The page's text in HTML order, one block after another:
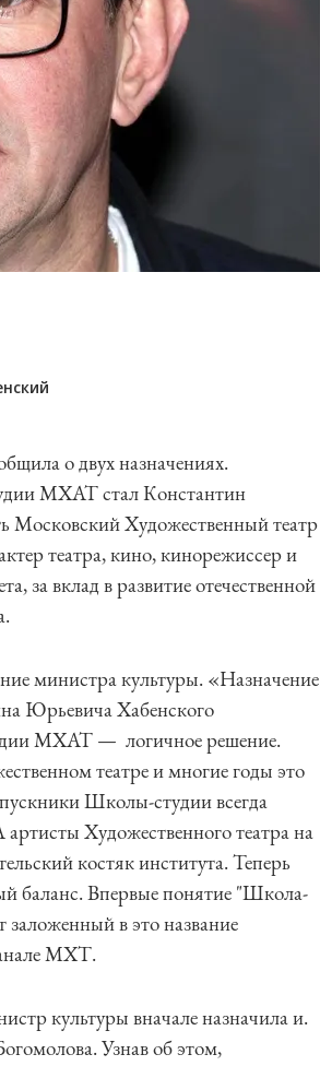
о двух назначениях.
МХАТ стал Константин
Московский Художественный театр
театра, кино, кинорежиссер и
за вклад в развитие отечественной
министра культуры. «Назначение
Юрьевича Хабенского
МХАТ — логичное решение.
театре и многие годы это
Школы-студии всегда
Художественного театра на
костяк института. Теперь
баланс. Впервые понятие "Школа-
заложенный в это название
МХТ.
культуры вначале назначила и.
Узнав об этом,